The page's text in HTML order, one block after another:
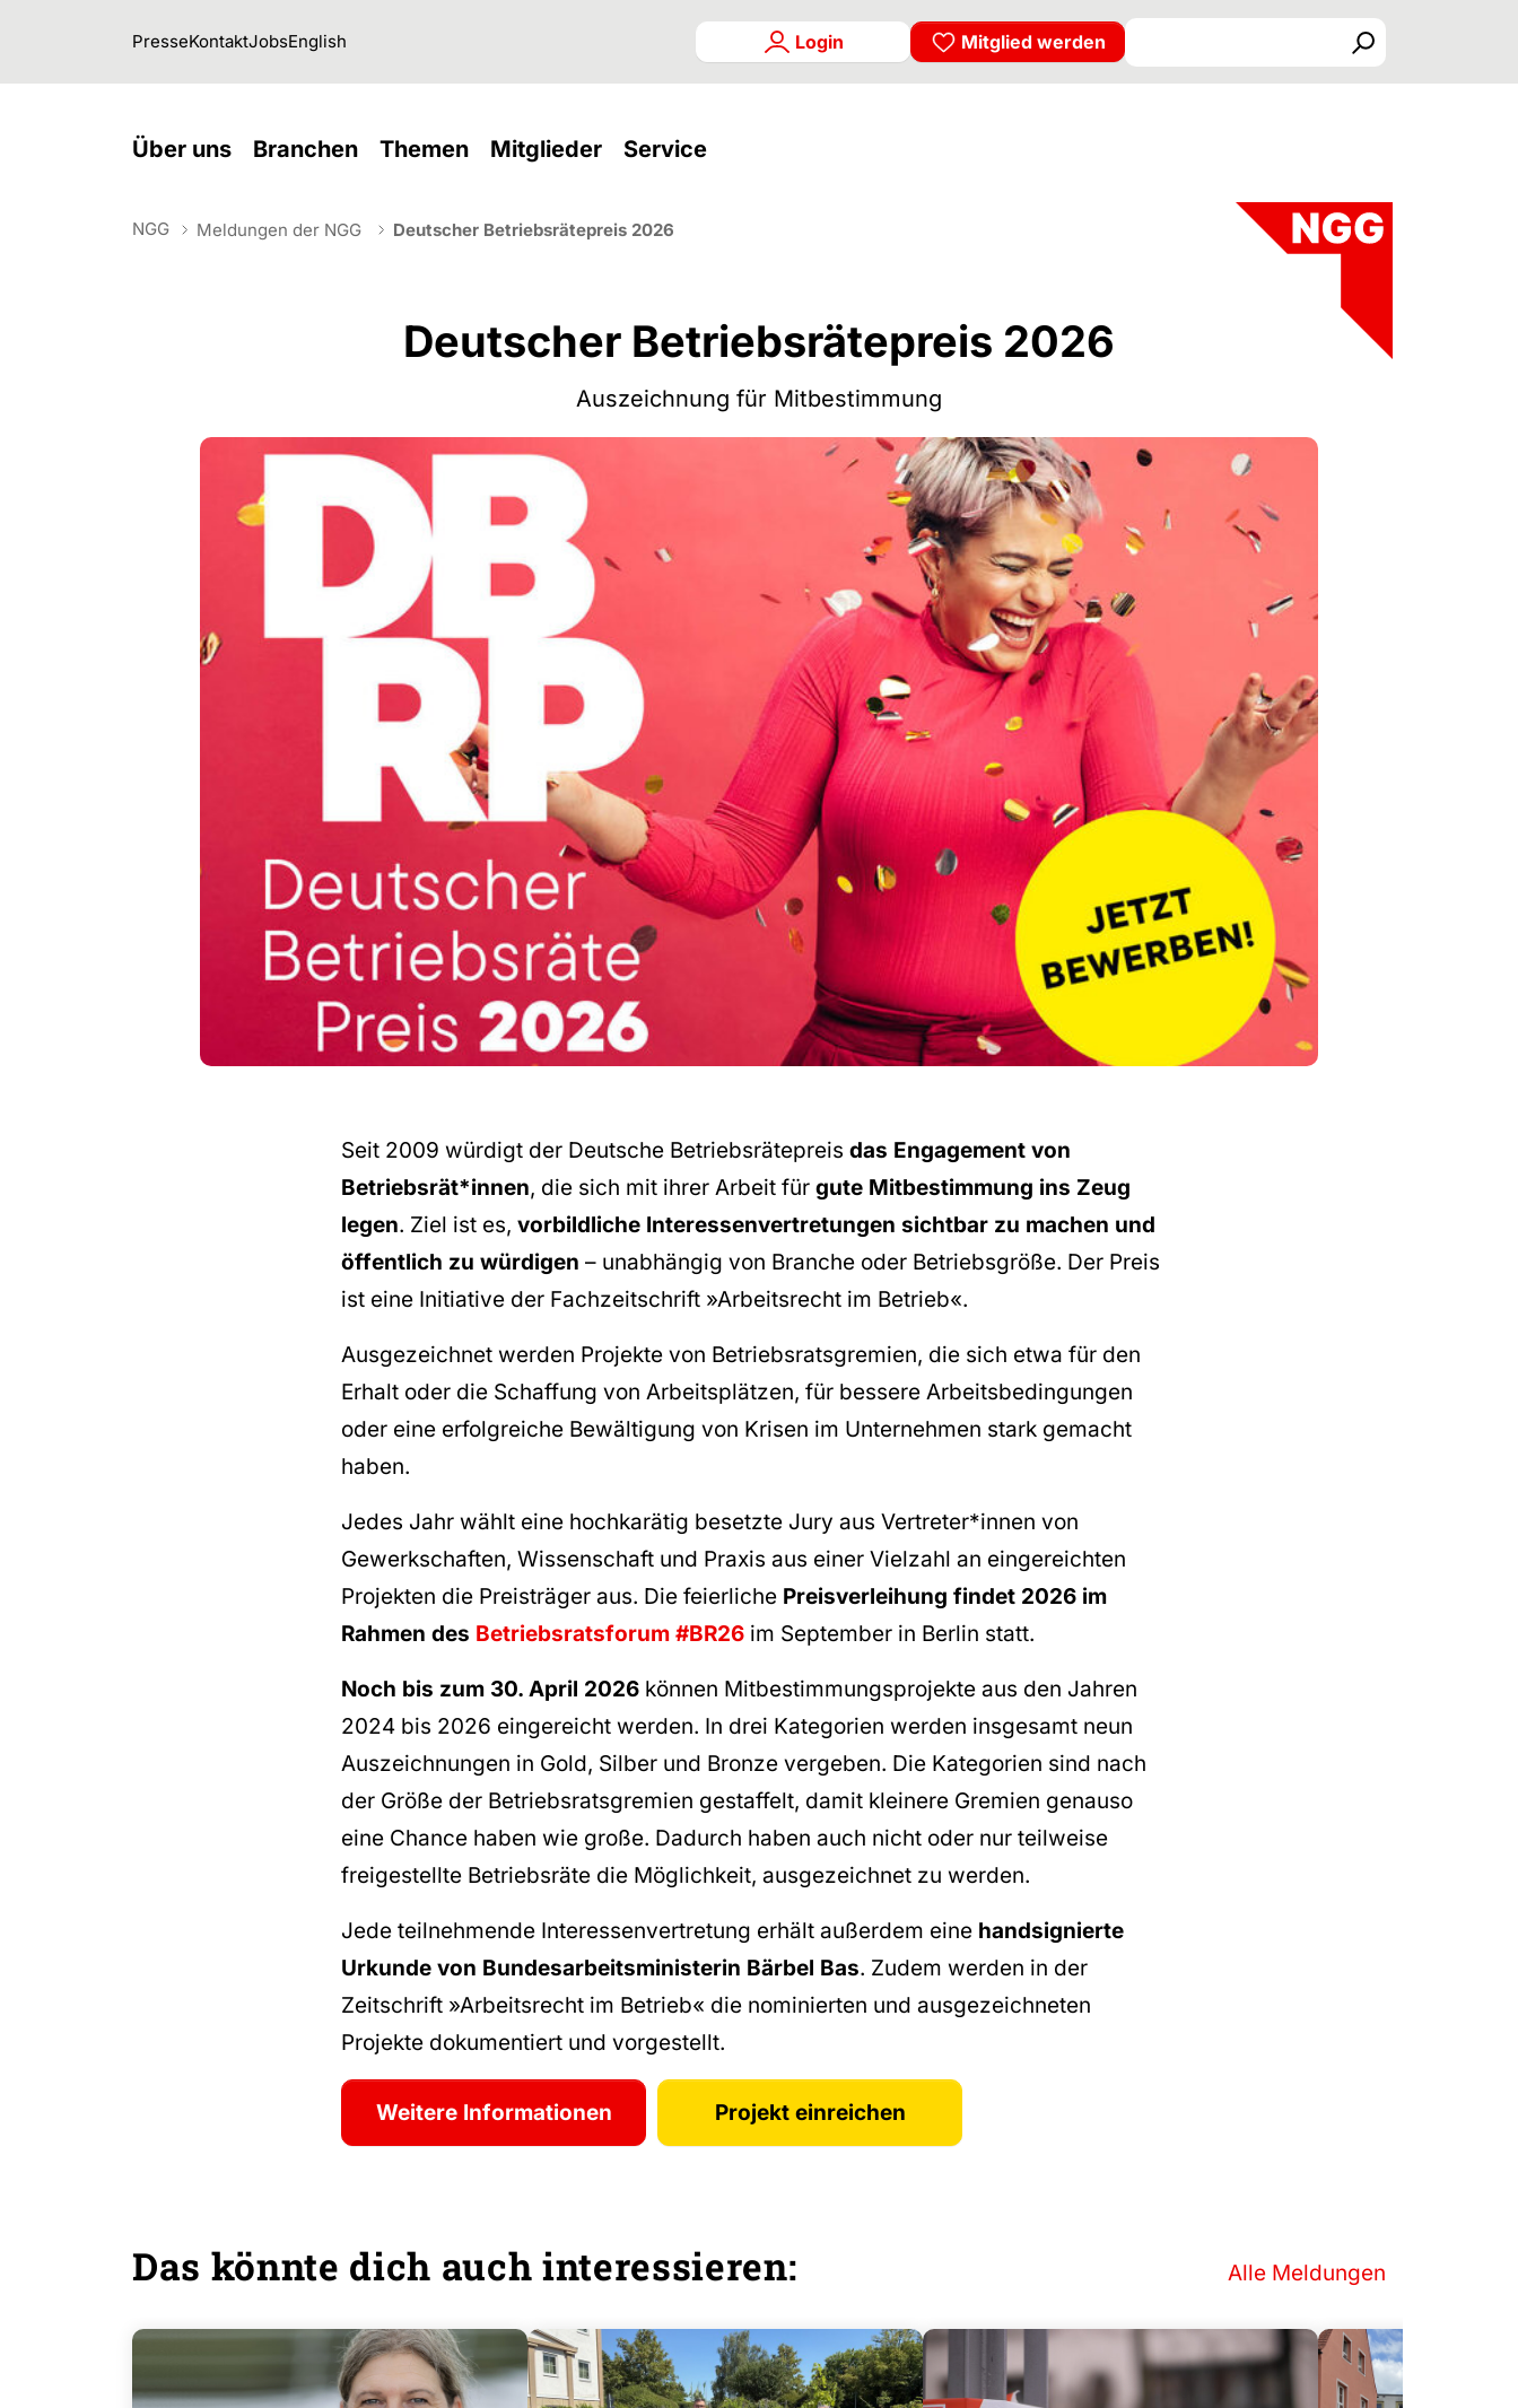
PresseKontaktJobsEnglish Login Mitglied werden
Suchen
Über uns(current)
Branchen(current)
Themen(current)
Mitglieder(current)
Service(current)
You are here:
NGG Meldungen der NGG Deutscher Betriebsrätepreis 2026
Deutscher Betriebsrätepreis 2026
Auszeichnung für Mitbestimmung
Seit 2009 würdigt der Deutsche Betriebsrätepreis das Engagement von
Betriebsrät*innen, die sich mit ihrer Arbeit für gute Mitbestimmung ins Zeug
legen. Ziel ist es, vorbildliche Interessenvertretungen sichtbar zu machen und
öffentlich zu würdigen – unabhängig von Branche oder Betriebsgröße. Der Preis
ist eine Initiative der Fachzeitschrift »Arbeitsrecht im Betrieb«.
Ausgezeichnet werden Projekte von Betriebsratsgremien, die sich etwa für den
Erhalt oder die Schaffung von Arbeitsplätzen, für bessere Arbeitsbedingungen
oder eine erfolgreiche Bewältigung von Krisen im Unternehmen stark gemacht
haben.
Jedes Jahr wählt eine hochkarätig besetzte Jury aus Vertreter*innen von
Gewerkschaften, Wissenschaft und Praxis aus einer Vielzahl an eingereichten
Projekten die Preisträger aus. Die feierliche Preisverleihung findet 2026 im
Rahmen des Betriebsratsforum #BR26 im September in Berlin statt.
Noch bis zum 30. April 2026 können Mitbestimmungsprojekte aus den Jahren
2024 bis 2026 eingereicht werden. In drei Kategorien werden insgesamt neun
Auszeichnungen in Gold, Silber und Bronze vergeben. Die Kategorien sind nach
der Größe der Betriebsratsgremien gestaffelt, damit kleinere Gremien genauso
eine Chance haben wie große. Dadurch haben auch nicht oder nur teilweise
freigestellte Betriebsräte die Möglichkeit, ausgezeichnet zu werden.
Jede teilnehmende Interessenvertretung erhält außerdem eine handsignierte
Urkunde von Bundesarbeitsministerin Bärbel Bas. Zudem werden in der
Zeitschrift »Arbeitsrecht im Betrieb« die nominierten und ausgezeichneten
Projekte dokumentiert und vorgestellt.
Weitere Informationen Projekt einreichen
Das könnte dich auch interessieren: Alle Meldungen